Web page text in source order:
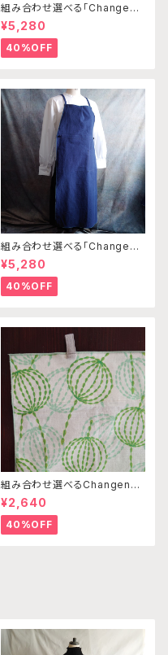
組み合わせ選べる「Changena
bleエプロン」本体ライトベージ
ュ×ブラウン※前部分合わせて1
つのエプロンになります
¥5,280
40%OFF
組み合わせ選べる「Changena
bleエプロン」本体コンイロ×ス
モーキーグリーン※前部分合わ
せて1つのエプロンになります
¥5,280
40%OFF
組み合わせ選べるChangenab
leエプロン ※前部分のみ エ
ンゼルフィッシュグリーン×パス
テルグリーン （※本体部分は
別売りです）
¥2,640
40%OFF